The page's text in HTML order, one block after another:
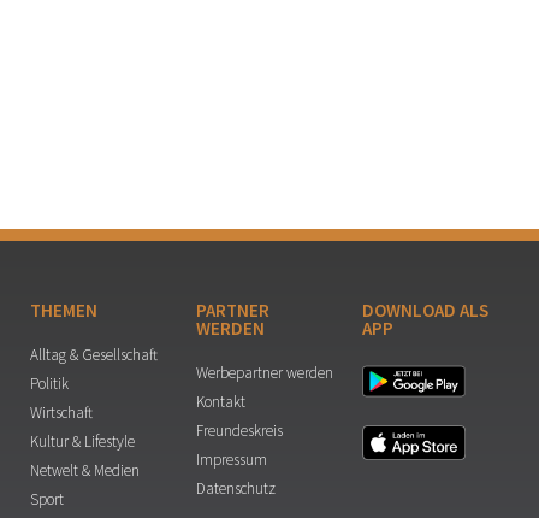
THEMEN
Alltag & Gesellschaft
Politik
Wirtschaft
Kultur & Lifestyle
Netwelt & Medien
Sport
PARTNER
WERDEN
Werbepartner werden
Kontakt
Freundeskreis
Impressum
Datenschutz
DOWNLOAD ALS
APP